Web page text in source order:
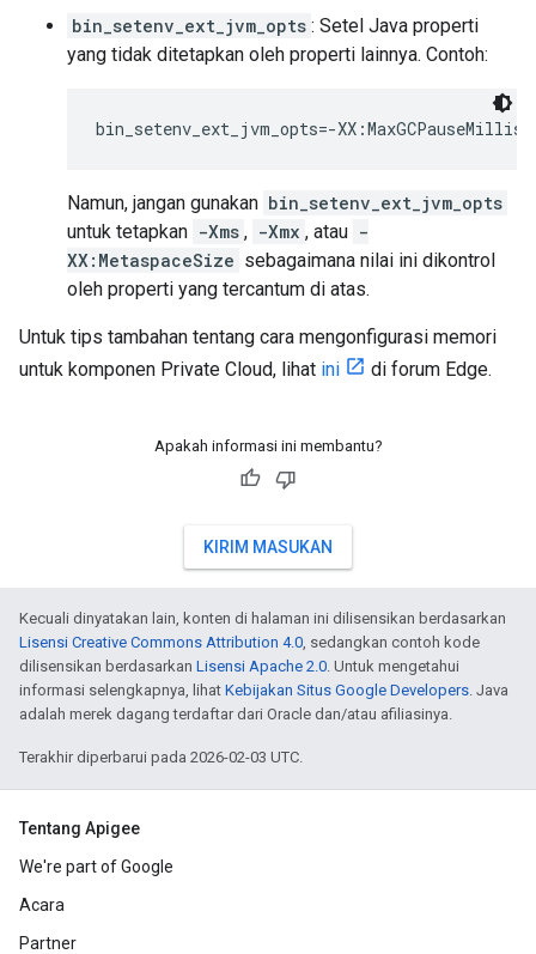
bin_setenv_ext_jvm_opts : Setel Java properti
yang tidak ditetapkan oleh properti lainnya. Contoh:
bin_setenv_ext_jvm_opts=-
Namun, jangan gunakan bin_setenv_ext_jvm_opts
untuk tetapkan -Xms , -Xmx , atau -
XX:MetaspaceSize sebagaimana nilai ini dikontrol
oleh properti yang tercantum di atas.
Untuk tips tambahan tentang cara mengonfigurasi memori
untuk komponen Private Cloud, lihat ini di forum Edge.
Apakah informasi ini membantu?
KIRIM MASUKAN
Kecuali dinyatakan lain, konten di halaman ini dilisensikan berdasarkan
Lisensi Creative Commons Attribution 4.0, sedangkan contoh kode
dilisensikan berdasarkan Lisensi Apache 2.0. Untuk mengetahui
informasi selengkapnya, lihat Kebijakan Situs Google Developers. Java
adalah merek dagang terdaftar dari Oracle dan/atau afiliasinya.
Terakhir diperbarui pada 2026-02-03 UTC.
Tentang Apigee
We're part of Google
Acara
Partner